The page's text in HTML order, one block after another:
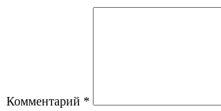
Комментарий *